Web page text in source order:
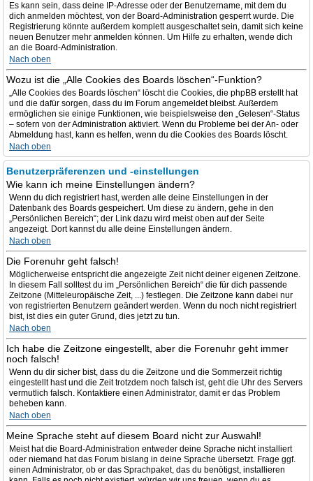
Es kann sein, dass deine IP-Adresse oder der Benutzername, mit dem du
dich anmelden möchtest, von der Board-Administration gesperrt wurde. Die
Registrierung könnte außerdem komplett ausgeschaltet sein, damit sich keine
neuen Benutzer mehr anmelden können. Um Hilfe zu erhalten, wende dich
an die Board-Administration.
Nach oben
Wozu ist die „Alle Cookies des Boards löschen“-Funktion?
„Alle Cookies des Boards löschen“ löscht die Cookies, die phpBB erstellt hat
und die dafür sorgen, dass du im Forum angemeldet bleibst. Außerdem
ermöglichen sie einige Funktionen, wie beispielsweise den „Gelesen“-Status
– sofern von der Administration aktiviert. Wenn du Probleme bei der An- oder
Abmeldung hast, kann es helfen, wenn du die Cookies des Boards löscht.
Nach oben
Benutzerpräferenzen und -einstellungen
Wie kann ich meine Einstellungen ändern?
Wenn du dich registriert hast, werden alle deine Einstellungen in der
Datenbank des Boards gespeichert. Um diese zu ändern, gehe in den
„Persönlichen Bereich“; der Link dazu wird meist oben auf der Seite
angezeigt. Dort kannst du alle deine Einstellungen ändern.
Nach oben
Die Forenuhr geht falsch!
Möglicherweise entspricht die angezeigte Zeit nicht deiner eigenen Zeitzone.
In diesem Fall solltest du im „Persönlichen Bereich“ die für dich passende
Zeitzone (Mitteleuropäische Zeit, ...) festlegen. Die Zeitzone kann dabei nur
von registrierten Benutzern geändert werden. Wenn du noch nicht registriert
bist, ist dies ein guter Grund, dies jetzt zu tun.
Nach oben
Ich habe die Zeitzone eingestellt, aber die Forenuhr geht immer
noch falsch!
Wenn du dir sicher bist, dass du die Zeitzone und die Sommerzeit richtig
eingestellt hast und die Zeit trotzdem noch falsch ist, geht die Uhr des Servers
vermutlich falsch. Kontaktiere einen Administrator, damit er das Problem
beheben kann.
Nach oben
Meine Sprache steht auf diesem Board nicht zur Auswahl!
Meist hat die Board-Administration entweder deine Sprache nicht installiert
oder niemand hat das Forum bislang in deine Sprache übersetzt. Frage ggf.
einen Administrator, ob er das Sprachpaket, das du benötigst, installieren